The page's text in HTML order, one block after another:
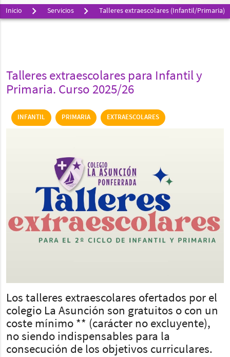
Inicio Servicios Talleres extraescolares (Infantil/Primaria)
Talleres extraescolares para Infantil y
Primaria. Curso 2025/26
INFANTIL PRIMARIA EXTRAESCOLARES
Los talleres extraescolares ofertados por el
colegio La Asunción son gratuitos o con un
coste mínimo ** (carácter no excluyente),
no siendo indispensables para la
consecución de los objetivos curriculares.